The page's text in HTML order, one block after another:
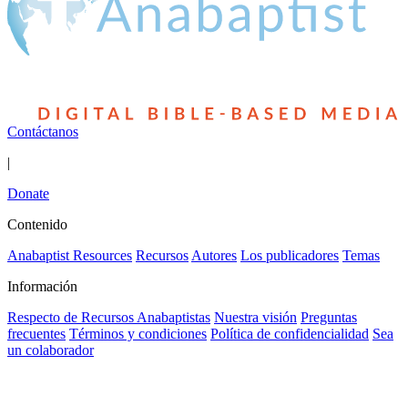
Contáctanos
|
Donate
Contenido
Anabaptist Resources Recursos Autores Los publicadores Temas
Información
Respecto de Recursos Anabaptistas Nuestra visión Preguntas
frecuentes Términos y condiciones Política de confidencialidad Sea
un colaborador